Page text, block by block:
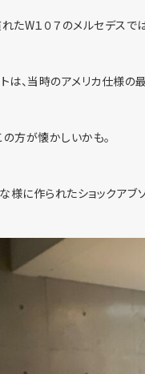
たW１０７のメルセデス
は、当時のアメリカ仕様の
方が懐かしいかも。
な様に作られたショックア